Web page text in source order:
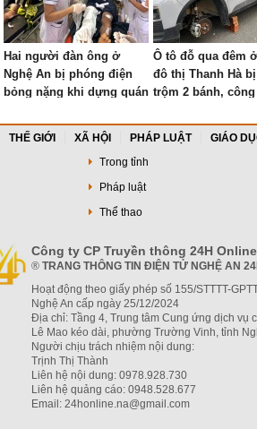
Hai người đàn ông ở
Nghệ An bị phóng điện
bỏng nặng khi dựng quán
Ô tô đỗ qua đêm
đô thị Thanh Hà
trộm 2 bánh,
THẾ GIỚI XÃ HỘI PHÁP LUẬT GIÁO
Trong tỉnh
Pháp luật
Thể thao
Công ty CP Truyền thông 24H Online
® TRANG THÔNG TIN ĐIỆN TỬ NGHỆ AN
Hoạt động theo giấy phép số 155/STTTT-
Nghệ An cấp ngày 25/12/2024
Địa chỉ: Tầng 4, Trung tâm Cung ứng dịch
Lê Mao kéo dài, phường Trường Vinh, tỉnh
Người chịu trách nhiệm nội dung:
Trịnh Thị Thành
Liên hệ nội dung: 0978.928.730
Liên hệ quảng cáo: 0948.528.677
Email: 24honline.na@gmail.com